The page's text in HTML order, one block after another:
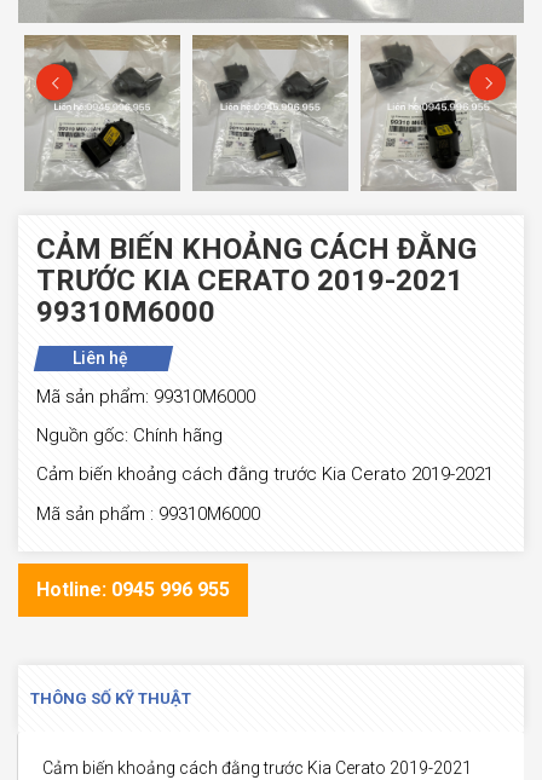
CẢM BIẾN KHOẢNG CÁCH ĐẰNG
TRƯỚC KIA CERATO 2019-2021
99310M6000
Liên hệ
Mã sản phẩm: 99310M6000
Nguồn gốc: Chính hãng
Cảm biến khoảng cách đằng trước Kia Cerato 2019-2021
Mã sản phẩm : 99310M6000
Hotline: 0945 996 955
THÔNG SỐ KỸ THUẬT
Cảm biến khoảng cách đằng trước Kia Cerato 2019-2021